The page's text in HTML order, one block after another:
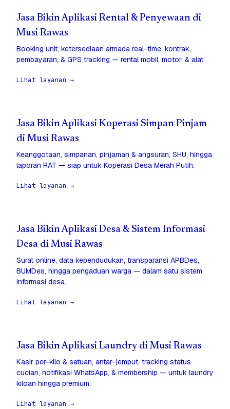
Jasa Bikin Aplikasi Rental & Penyewaan di
Musi Rawas
Booking unit, ketersediaan armada real-time, kontrak,
pembayaran, & GPS tracking — rental mobil, motor, & alat.
Lihat layanan →
Jasa Bikin Aplikasi Koperasi Simpan Pinjam
di Musi Rawas
Keanggotaan, simpanan, pinjaman & angsuran, SHU, hingga
laporan RAT — siap untuk Koperasi Desa Merah Putih.
Lihat layanan →
Jasa Bikin Aplikasi Desa & Sistem Informasi
Desa di Musi Rawas
Surat online, data kependudukan, transparansi APBDes,
BUMDes, hingga pengaduan warga — dalam satu sistem
informasi desa.
Lihat layanan →
Jasa Bikin Aplikasi Laundry di Musi Rawas
Kasir per-kilo & satuan, antar-jemput, tracking status
cucian, notifikasi WhatsApp, & membership — untuk laundry
kiloan hingga premium.
Lihat layanan →